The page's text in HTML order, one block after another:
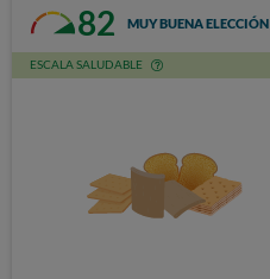
82 MUY BUENA ELECCIÓN
ESCALA SALUDABLE